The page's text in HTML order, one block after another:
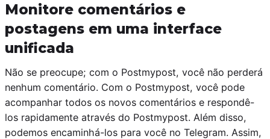
Monitore comentários e
postagens em uma interface
unificada
Não se preocupe; com o Postmypost, você não perderá
nenhum comentário. Com o Postmypost, você pode
acompanhar todos os novos comentários e respondê-
los rapidamente através do Postmypost. Além disso,
podemos encaminhá-los para você no Telegram. Assim,